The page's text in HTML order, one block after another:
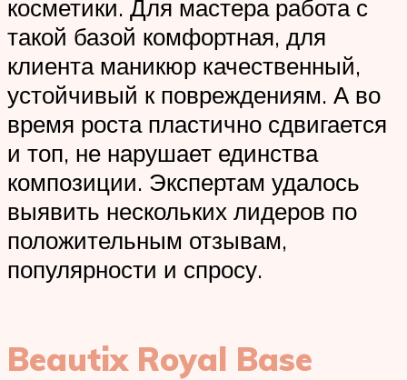
косметики. Для мастера работа с
такой базой комфортная, для
клиента маникюр качественный,
устойчивый к повреждениям. А во
время роста пластично сдвигается
и топ, не нарушает единства
композиции. Экспертам удалось
выявить нескольких лидеров по
положительным отзывам,
популярности и спросу.
Beautix Royal Base